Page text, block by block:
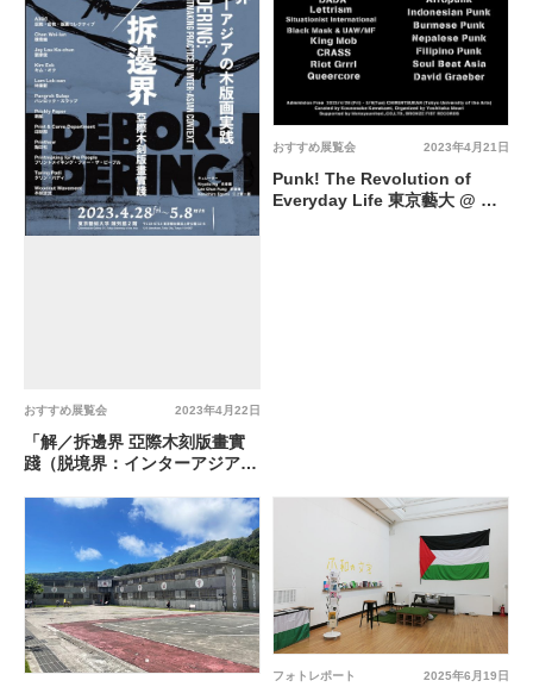
2023年4月22日
おすすめ展覧会
「解／拆邊界 亞際木刻版畫實
踐（脱境界：インターアジアの
学大学美術館 陳列館
2023年4月21日
おすすめ展覧会
Punk! The Revolution of
Everyday Life 東京藝大 @ 東
2025年6月19日
フォトレポート